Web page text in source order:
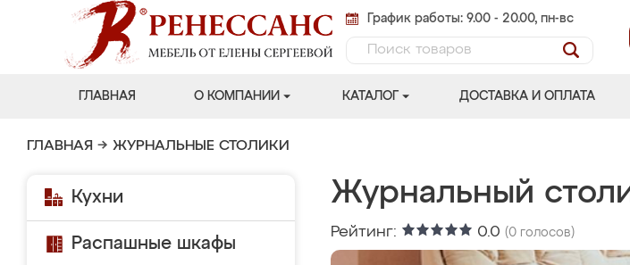
График работы: 9.00 - 20.00, пн-вс
ГЛАВНАЯ О КОМПАНИИ КАТАЛОГ ДОСТАВКА И ОПЛАТА
ГЛАВНАЯ → ЖУРНАЛЬНЫЕ СТОЛИКИ
Кухни
Распашные шкафы
Журнальный
Рейтинг: 0.0 (0 голосов)